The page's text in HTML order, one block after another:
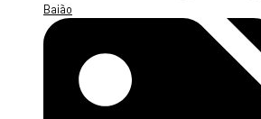
Baião